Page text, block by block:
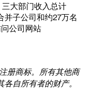
大部门收入总计
并子公司和约27万名
公司网站
册商标。所有其他商
自所有者的财产。